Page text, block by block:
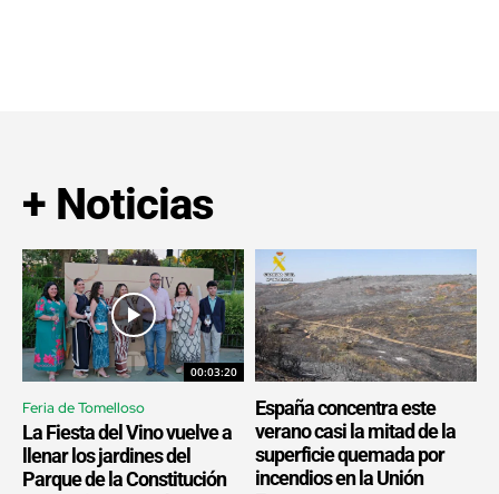
+ Noticias
00:03:20
Feria de Tomelloso
La Fiesta del Vino vuelve a
llenar los jardines del
Parque de la Constitución
España concentra este
verano casi la mitad de la
superficie quemada por
incendios en la Unión